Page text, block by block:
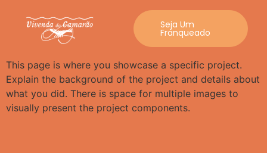
Seja Um
Franqueado
This page is where you showcase a specific project.
Explain the background of the project and details about
what you did. There is space for multiple images to
visually present the project components.